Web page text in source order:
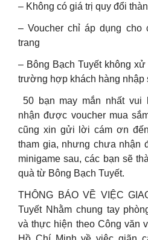
– Không có giá trị quy đổi
– Voucher chỉ áp dụng cho
trang
– Bông Bạch Tuyết không
trường hợp khách hàng nhập
50 bạn may mắn nhất vui
nhận được voucher mua
cũng xin gửi lời cám ơn
tham gia, nhưng chưa nhận
minigame sau, các bạn sẽ
quà từ Bông Bạch Tuyết.
THÔNG BÁO VỀ VIỆC
Tuyết Nhằm chung tay
và thực hiện theo Công văn